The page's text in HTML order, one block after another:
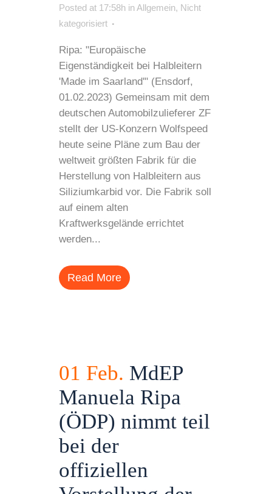
Posted at 17:58h inAllgemein, Nicht
kategorisiert
Ripa: "Europäische
Eigenständigkeit bei Halbleitern
'Made im Saarland'" (Ensdorf,
01.02.2023) Gemeinsam mit dem
deutschen Automobilzulieferer ZF
stellt der US-Konzern Wolfspeed
heute seine Pläne zum Bau der
weltweit größten Fabrik für die
Herstellung von Halbleitern aus
Siliziumkarbid vor. Die Fabrik soll
auf einem alten
Kraftwerksgelände errichtet
werden...
Read More
01 Feb. MdEP
Manuela Ripa
(ÖDP) nimmt teil
bei der
offiziellen